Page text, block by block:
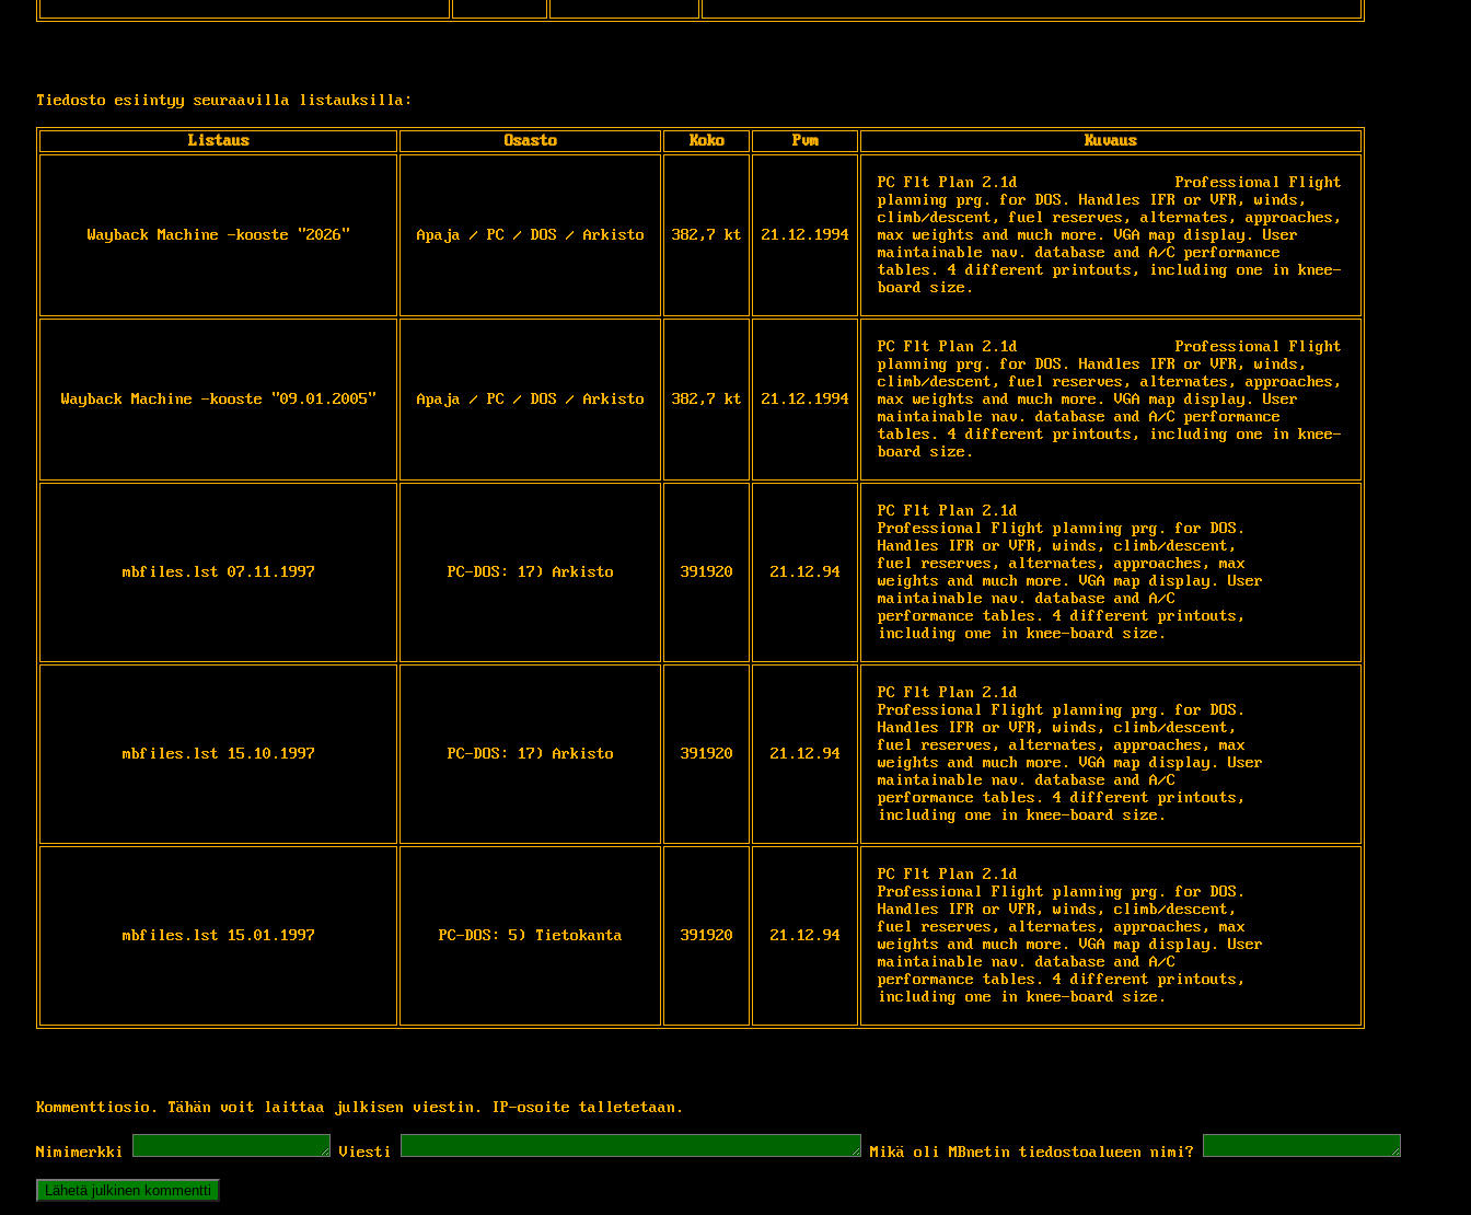
Tiedosto esiintyy seuraavilla listauksilla:
Listaus Osasto Koko Pvm Kuvaus
Wayback Machine -kooste "2026" Apaja / PC / DOS / Arkisto 382,7 kt 21.12.1994
PC Flt Plan 2.1d                  Professional Flight
planning prg. for DOS. Handles IFR or VFR, winds,
climb/descent, fuel reserves, alternates, approaches,
max weights and much more. VGA map display. User
maintainable nav. database and A/C performance
tables. 4 different printouts, including one in knee-
board size.
Wayback Machine -kooste "09.01.2005" Apaja / PC / DOS / Arkisto 382,7 kt 21.12.1994
PC Flt Plan 2.1d                  Professional Flight
planning prg. for DOS. Handles IFR or VFR, winds,
climb/descent, fuel reserves, alternates, approaches,
max weights and much more. VGA map display. User
maintainable nav. database and A/C performance
tables. 4 different printouts, including one in knee-
board size.
mbfiles.lst 07.11.1997 PC-DOS: 17) Arkisto 391920 21.12.94
PC Flt Plan 2.1d
Professional Flight planning prg. for DOS.
Handles IFR or VFR, winds, climb/descent,
fuel reserves, alternates, approaches, max
weights and much more. VGA map display. User
maintainable nav. database and A/C
performance tables. 4 different printouts,
including one in knee-board size.
mbfiles.lst 15.10.1997 PC-DOS: 17) Arkisto 391920 21.12.94
PC Flt Plan 2.1d
Professional Flight planning prg. for DOS.
Handles IFR or VFR, winds, climb/descent,
fuel reserves, alternates, approaches, max
weights and much more. VGA map display. User
maintainable nav. database and A/C
performance tables. 4 different printouts,
including one in knee-board size.
mbfiles.lst 15.01.1997 PC-DOS: 5) Tietokanta 391920 21.12.94
PC Flt Plan 2.1d
Professional Flight planning prg. for DOS.
Handles IFR or VFR, winds, climb/descent,
fuel reserves, alternates, approaches, max
weights and much more. VGA map display. User
maintainable nav. database and A/C
performance tables. 4 different printouts,
including one in knee-board size.
Kommenttiosio. Tähän voit laittaa julkisen viestin. IP-osoite talletetaan.
Nimimerkki Viesti Mikä oli MBnetin tiedostoalueen nimi?